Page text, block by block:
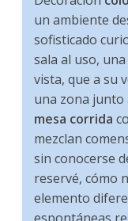
un ambiente
sofisticado
sala al uso,
vista, que a su
una zona junto
mesa corrida
mezclan
sin conocerse
reservé, cómo
elemento